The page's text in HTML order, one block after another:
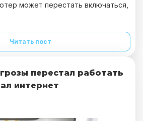
может перестать включаться,
Читать пост
перестал работать
интернет